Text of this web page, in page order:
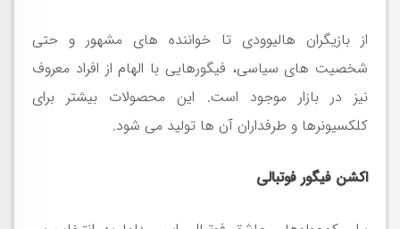
از بازیگران هالیوودی تا خواننده های مشهور و حتی
شخصیت های سیاسی، فیگورهایی با الهام از افراد معروف
نیز در بازار موجود است. این محصولات بیشتر برای
کلکسیونرها و طرفداران آن ها تولید می شود.
اکشن فیگور فوتبالی